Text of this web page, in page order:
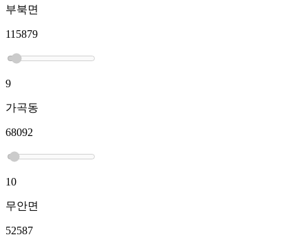
부북면
115879
9
가곡동
68092
10
무안면
52587